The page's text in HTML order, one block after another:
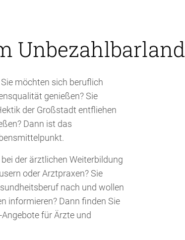
Unbezahlbarland
möchten sich beruflich
genießen? Sie
der Großstadt entfliehen
Dann ist das
der ärztlichen Weiterbildung
oder Arztpraxen? Sie
nach und wollen
informieren? Dann finden Sie
für Ärzte und